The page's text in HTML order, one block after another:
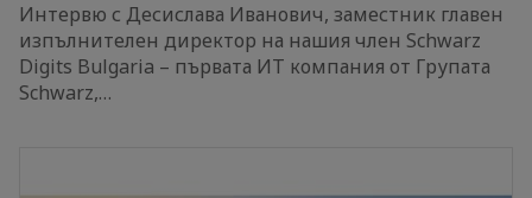
Интервю с Десислава Иванович, заместник главен
изпълнителен директор на нашия член Schwarz
Digits Bulgaria – първата ИТ компания от Групата
Schwarz,…